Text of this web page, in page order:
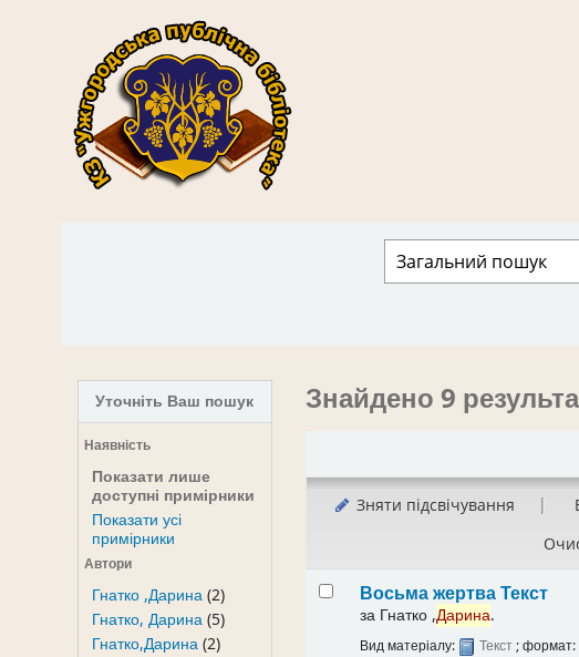
Уточніть Ваш пошук
Наявність
Показати лише
доступні примірники
Показати усі
примірники
Автори
Гнатко ,Дарина(2)
Гнатко, Дарина(5)
Гнатко,Дарина(2)
Знайдено 9
Зняти підсвічування
Восьма жертваТекст
за Гнатко ,Дарина.
Вид матеріалу: Текст; формат: